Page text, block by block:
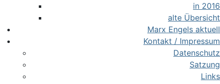
in 2016
alte Übersicht
Marx Engels aktuell
Kontakt / Impressum
Datenschutz
Satzung
Links